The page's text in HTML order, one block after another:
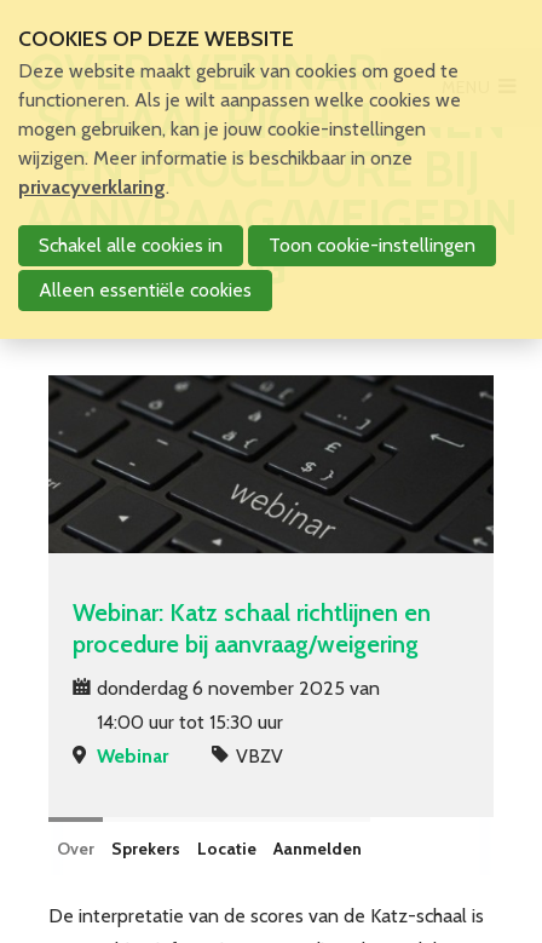
OVER WEBINAR: KATZ
SCHAAL RICHTLIJNEN
EN PROCEDURE BIJ
AANVRAAG/WEIGERIN
G
Webinar: Katz schaal richtlijnen en
procedure bij aanvraag/weigering
donderdag 6 november 2025 van
14:00 uur tot 15:30 uur
Webinar
VBZV
Over Sprekers Locatie Aanmelden
De interpretatie van de scores van de Katz-schaal is
Main Menu
COOKIES OP DEZE WEBSITE
Deze website maakt gebruik van cookies om goed te
functioneren. Als je wilt aanpassen welke cookies we
mogen gebruiken, kan je jouw cookie-instellingen
wijzigen. Meer informatie is beschikbaar in onze
privacyverklaring.
Schakel alle cookies in
Toon cookie-instellingen
Alleen essentiële cookies